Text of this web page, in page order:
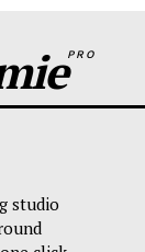
PRO
studio